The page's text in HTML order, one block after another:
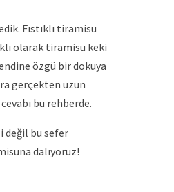
Fıstıklı tiramisu
olarak tiramisu keki
özgü bir dokuya
gerçekten uzun
bu rehberde.
değil bu sefer
dalıyoruz!